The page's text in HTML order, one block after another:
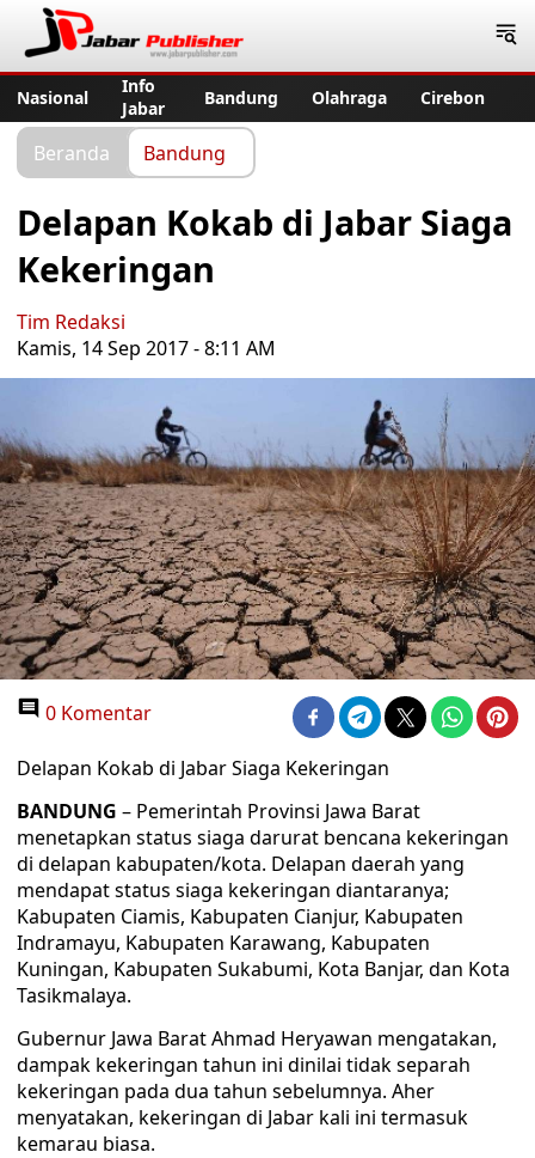
Nasional
Info
Jabar
Bandung Olahraga Cirebon
Beranda Bandung
Delapan Kokab di Jabar Siaga
Kekeringan
Tim Redaksi
Kamis, 14 Sep 2017 - 8:11 AM
0 Komentar
Delapan Kokab di Jabar Siaga Kekeringan
BANDUNG – Pemerintah Provinsi Jawa Barat
menetapkan status siaga darurat bencana kekeringan
di delapan kabupaten/kota. Delapan daerah yang
mendapat status siaga kekeringan diantaranya;
Kabupaten Ciamis, Kabupaten Cianjur, Kabupaten
Indramayu, Kabupaten Karawang, Kabupaten
Kuningan, Kabupaten Sukabumi, Kota Banjar, dan Kota
Tasikmalaya.
Gubernur Jawa Barat Ahmad Heryawan mengatakan,
dampak kekeringan tahun ini dinilai tidak separah
kekeringan pada dua tahun sebelumnya. Aher
menyatakan, kekeringan di Jabar kali ini termasuk
kemarau biasa.